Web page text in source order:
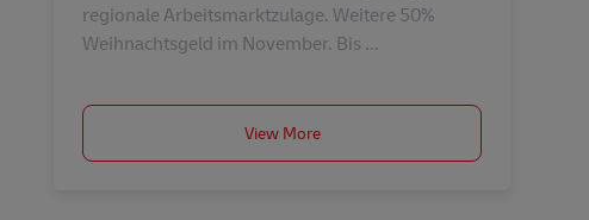
regionale Arbeitsmarktzulage. Weitere 50%
Weihnachtsgeld im November. Bis ...
View More